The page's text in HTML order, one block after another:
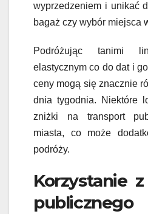
wyprzedzeniem i unikać
bagaż czy wybór miejsca
Podróżując tanimi
elastycznym co do dat i
ceny mogą się znacznie
dnia tygodnia. Niektóre
zniżki na transport
miasta, co może
podróży.
Korzystanie
publicznego